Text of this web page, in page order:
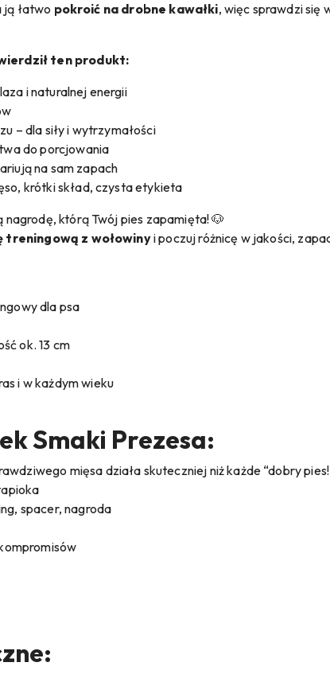
ją łatwo pokroić na drobne kawałki, więc sprawdzi się
ten produkt:
i naturalnej energii
– dla siły i wytrzymałości
do porcjowania
na sam zapach
krótki skład, czysta etykieta
którą Twój pies zapamięta! 🐶
treningową z wołowinyi poczuj różnicę w jakości,
dla psa
ok. 13 cm
i w każdym wieku
Smaki Prezesa:
mięsa działa skuteczniej niż każde “dobry
spacer, nagroda